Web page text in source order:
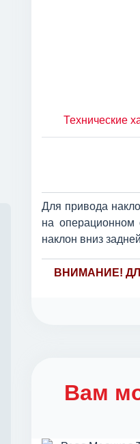
Технические
Для привода
на операционном
наклон вниз
ВНИМАНИЕ!
Вам